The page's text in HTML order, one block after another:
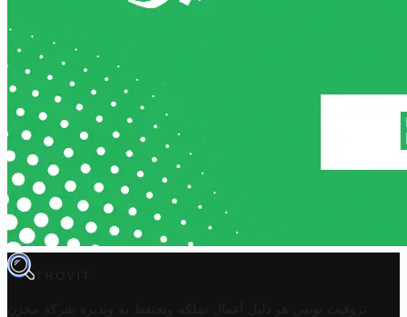
TROVIT
تروفيت تونس هو دليل أعمال تملكه وتحتفظ به وتديره
شركة مخزن